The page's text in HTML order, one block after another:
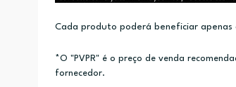
Cada produto poderá beneficiar apenas
*O "PVPR" é o preço de venda
fornecedor.